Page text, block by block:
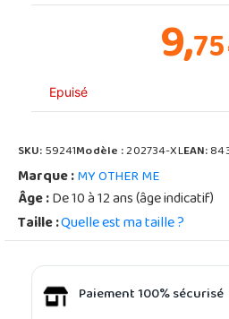
9,75
Epuisé
SKU:59241Modèle :202734-XLEAN:
Marque :MY OTHER ME
Âge :De 10 à 12 ans (âge indicatif)
Taille :Quelle est ma taille ?
Paiement 100% sécurisé